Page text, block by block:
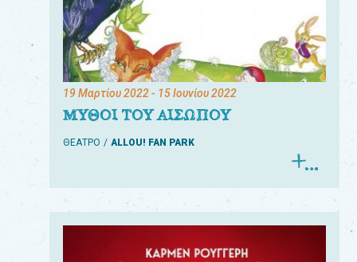
19 Μαρτίου 2022- 15 Ιουνίου 2022
ΜΥΘΟΙ ΤΟΥ ΑΙΣΩΠΟΥ
ΘΕΑΤΡΟ ALLOU! FAN PARK